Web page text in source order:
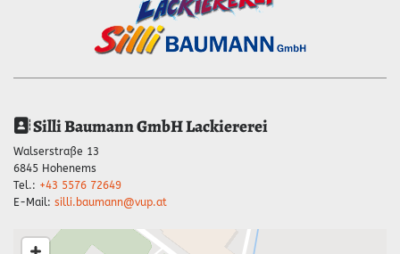
Silli Baumann GmbH Lackiererei
Walserstraße 13
6845 Hohenems
Tel.: +43 5576 72649
E-Mail: silli.baumann@vup.at